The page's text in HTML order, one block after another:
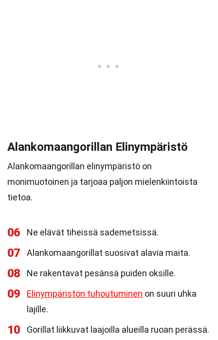
Alankomaangorillan Elinympäristö
Alankomaangorillan elinympäristö on
monimuotoinen ja tarjoaa paljon mielenkiintoista
tietoa.
06 Ne elävät tiheissä sademetsissä.
07 Alankomaangorillat suosivat alavia maita.
08 Ne rakentavat pesänsä puiden oksille.
09 Elinympäristön tuhoutuminen on suuri uhka
lajille.
10 Gorillat liikkuvat laajoilla alueilla ruoan perässä.